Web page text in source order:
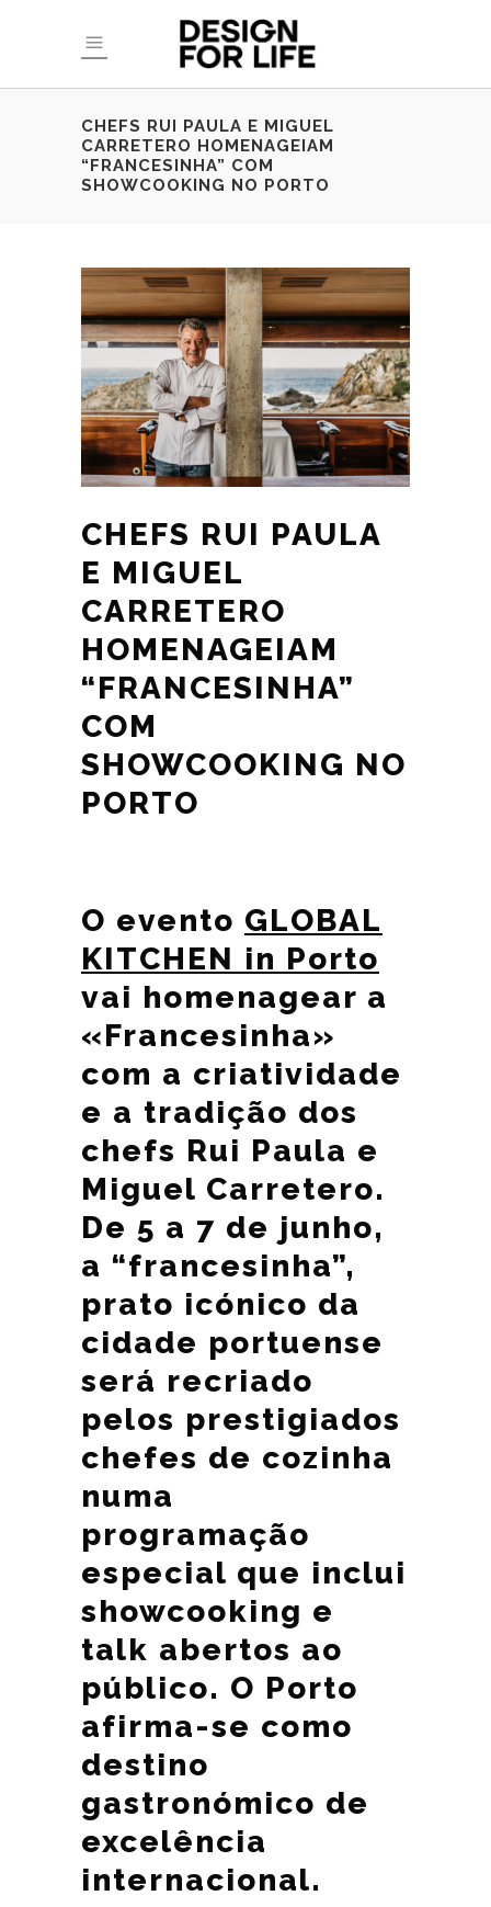
CHEFS RUI PAULA E MIGUEL
CARRETERO HOMENAGEIAM
“FRANCESINHA” COM
SHOWCOOKING NO PORTO
CHEFS RUI PAULA
E MIGUEL
CARRETERO
HOMENAGEIAM
“FRANCESINHA”
COM
SHOWCOOKING NO
PORTO
O evento GLOBAL
KITCHEN in Porto
vai homenagear a
«Francesinha»
com a criatividade
e a tradição dos
chefs Rui Paula e
Miguel Carretero.
De 5 a 7 de junho,
a “francesinha”,
prato icónico da
cidade portuense
será recriado
pelos prestigiados
chefes de cozinha
numa
programação
especial que inclui
showcooking e
talk abertos ao
público. O Porto
afirma-se como
destino
gastronómico de
excelência
internacional.